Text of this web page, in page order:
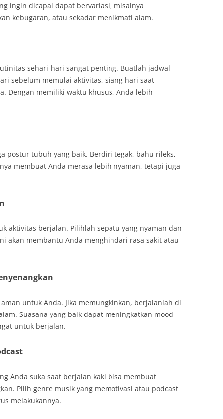
ingin dicapai dapat bervariasi, misalnya
kebugaran, atau sekadar menikmati alam.
sehari-hari sangat penting. Buatlah jadwal
sebelum memulai aktivitas, siang hari saat
Dengan memiliki waktu khusus, Anda lebih
postur tubuh yang baik. Berdiri tegak, bahu rileks,
membuat Anda merasa lebih nyaman, tetapi juga
aktivitas berjalan. Pilihlah sepatu yang nyaman dan
akan membantu Anda menghindari rasa sakit atau
untuk Anda. Jika memungkinkan, berjalanlah di
Suasana yang baik dapat meningkatkan mood
untuk berjalan.
Anda suka saat berjalan kaki bisa membuat
Pilih genre musik yang memotivasi atau podcast
melakukannya.